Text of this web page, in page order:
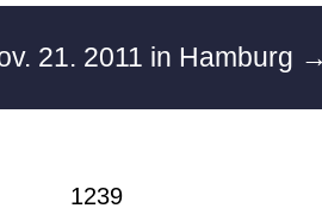
21. 2011 in Hamburg
1239